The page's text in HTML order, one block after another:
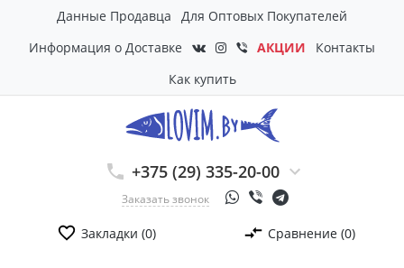
Данные Продавца
Для Оптовых Покупателей
Информация о Доставке
АКЦИИ
Контакты
Как купить
+375 (29) 335-20-00
Заказать звонок
Закладки (0) Сравнение (0)